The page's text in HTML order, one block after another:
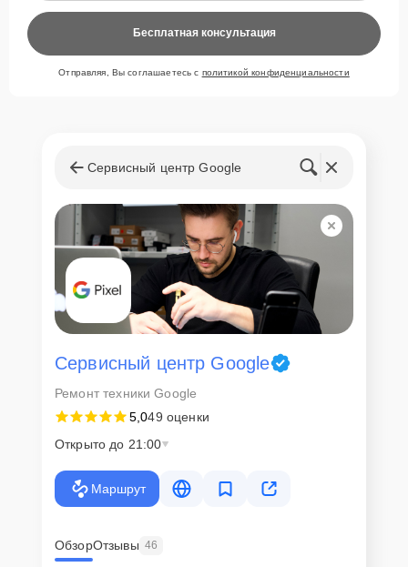
Бесплатная консультация
Отправляя, Вы соглашаетесь с политикой конфиденциальности
Сервисный центр Google
Сервисный центр Google
Ремонт техники Google
5,049 оценки
Открыто до 21:00
Маршрут
ОбзорОтзывы 46